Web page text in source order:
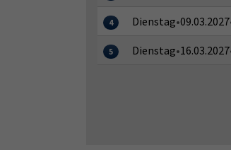
4 Dienstag•09.03.2027
5 Dienstag•16.03.2027